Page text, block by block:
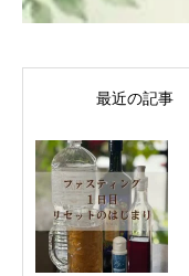
最近の記事